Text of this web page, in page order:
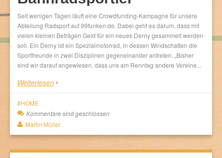
Seit wenigen Tagen läuft eine Crowdfunding-Kampagne für unsere
Abteilung Radsport auf 99funken.de. Dabei geht es darum, dass mit
vielen kleinen Beträgen Geld für ein neues Derny gesammelt werden
soll. Ein Derny ist ein Spezialmotorrad, in dessen Windschatten die
Sportfreunde in zwei Disziplinen gegeneinander antreten. „Bisher
sind wir darauf angewiesen, dass uns am Renntag andere Vereine...
Weiterlesen
HOME
Kommentare sind geschlossen
Martin Müller